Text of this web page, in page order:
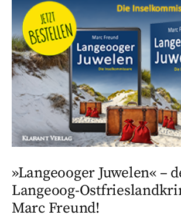
»Langeooger Juwelen« –
Langeoog-
Marc Freund!